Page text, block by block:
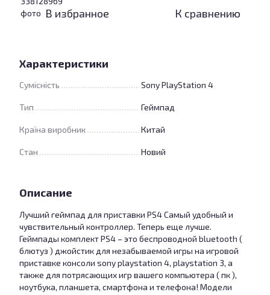
В избранное К сравнению
Характеристики
Сумісність Sony PlayStation 4
Тип Геймпад
Країна виробник Китай
Стан Новий
Описание
Лучший геймпад для приставки PS4 Самый удобный и
чувствительный контроллер. Теперь еще лучше.
Геймпады комплект PS4 – это беспроводной bluetooth (
блютуз ) джойстик для незабываемой игры на игровой
приставке консоли sony playstation 4, playstation 3, а
также для потрясающих игр вашего компьютера ( пк ),
ноутбука, планшета, смартфона и телефона! Модели